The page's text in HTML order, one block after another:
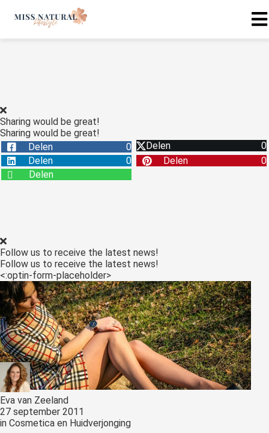
Sharing would be great!
Sharing would be great!
Delen
0 Delen
0
Delen
0 Delen
0
Delen
Follow us to receive the latest news!
Follow us to receive the latest news!
<:optin-form-placeholder>
Eva van Zeeland
27 september 2011
in Cosmetica en Huidverjonging